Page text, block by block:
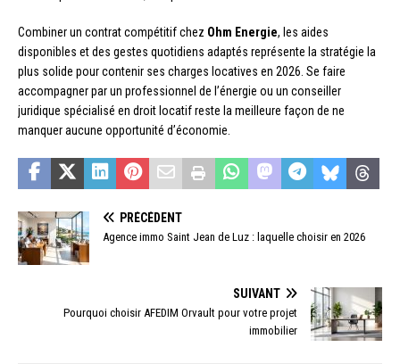
Combiner un contrat compétitif chez Ohm Energie, les aides
disponibles et des gestes quotidiens adaptés représente la stratégie la
plus solide pour contenir ses charges locatives en 2026. Se faire
accompagner par un professionnel de l’énergie ou un conseiller
juridique spécialisé en droit locatif reste la meilleure façon de ne
manquer aucune opportunité d’économie.
PRÉCÉDENT
Agence immo Saint Jean de Luz : laquelle choisir en 2026
SUIVANT
Pourquoi choisir AFEDIM Orvault pour votre projet
immobilier